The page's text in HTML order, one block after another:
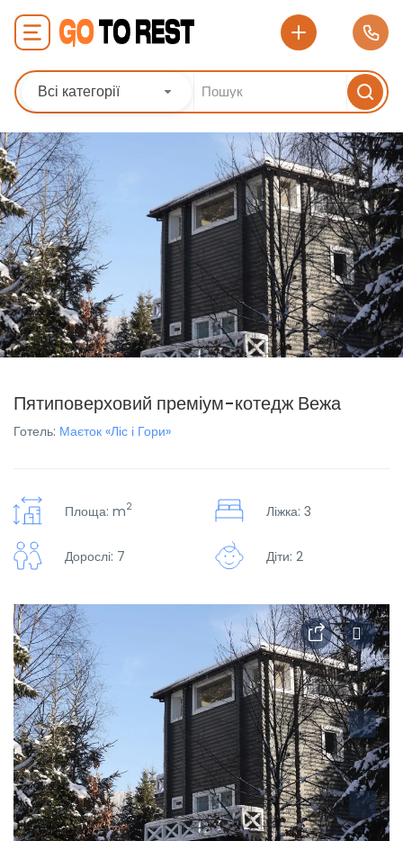
Всі категорії
Пятиповерховий преміум-котедж Вежа
Готель: Маєток «Ліс і Гори»
Площа: m2 Ліжка: 3
Дорослі: 7 Діти: 2